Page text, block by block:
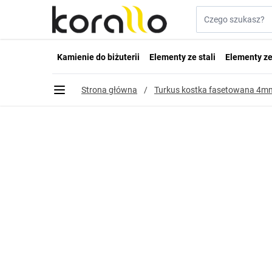
Przejdź do treści
Kamienie do biżuterii Elementy ze stali Elementy
Strona główna / Turkus kostka fasetowana